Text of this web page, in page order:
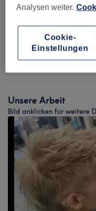
Damen -
Haarpflege Für Sie &
Unsere Arbeit
Bild anklicken für weitere
Analysen weiter.
Cookie-
Einstellungen